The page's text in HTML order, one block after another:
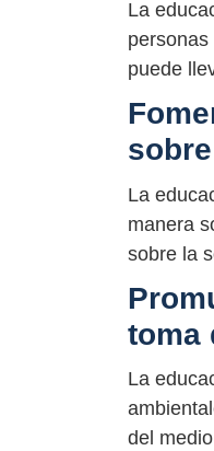
La
puede
La
manera
sobre la
toma
La
del